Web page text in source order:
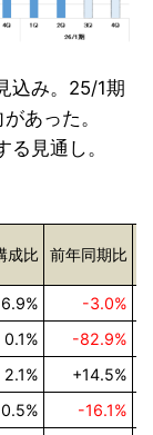
込み。25/1期
あった。
見通し。
成比 前年同期比
6.9%
-3.0%
0.1% -82.9%
2.1% +14.5%
0.5% -16.1%